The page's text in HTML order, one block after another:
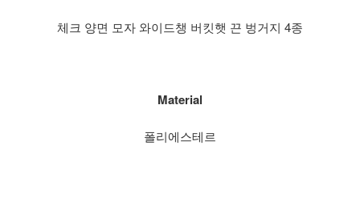
체크 양면 모자 와이드챙 버킷햇 끈 벙거지 4종
Material
폴리에스테르